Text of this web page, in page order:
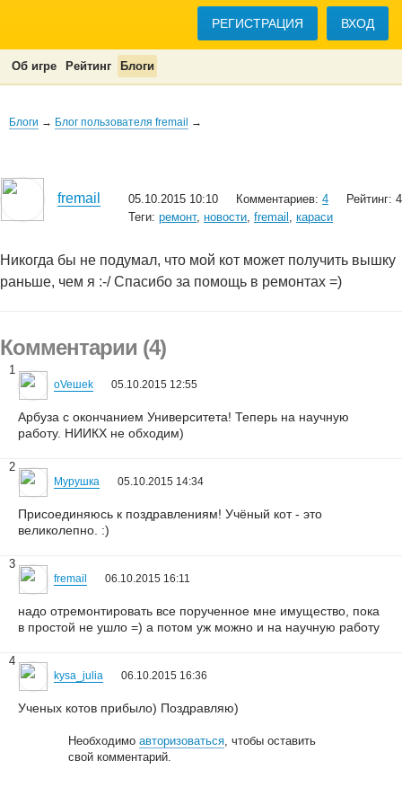
РЕГИСТРАЦИЯ ВХОД
Об игре Рейтинг Блоги
Блоги → Блог пользователя fremail →
fremail 05.10.2015 10:10 Комментариев: 4
Рейтинг: 4
Теги: ремонт, новости, fremail , караси
Никогда бы не подумал, что мой кот может получить вышку
раньше, чем я :-/ Спасибо за помощь в ремонтах =)
Комментарии (4)
1
oVeшеk 05.10.2015 12:55
Арбуза с окончанием Университета! Теперь на научную
работу. НИИКХ не обходим)
2
Мурушка 05.10.2015 14:34
Присоединяюсь к поздравлениям! Учёный кот - это
великолепно. :)
3
fremail 06.10.2015 16:11
надо отремонтировать все порученное мне имущество, пока
в простой не ушло =) а потом уж можно и на научную работу
4
kysa_julia 06.10.2015 16:36
Ученых котов прибыло) Поздравляю)
Необходимоавторизоваться, чтобы оставить
свой комментарий.